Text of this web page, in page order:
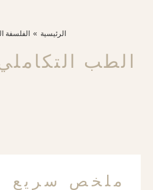
الرئيسية الفلسفة
الطب
ملخص سريع